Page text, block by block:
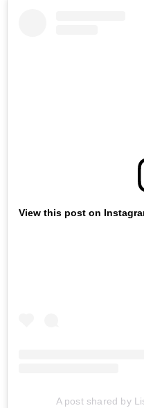
View this post on
A post shared by